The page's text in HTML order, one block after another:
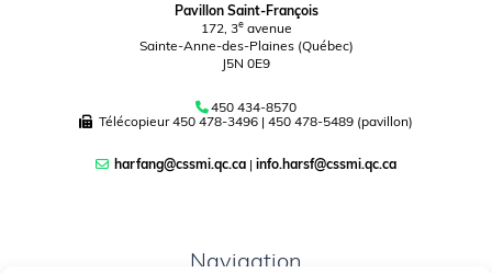
Pavillon Saint-François
172, 3eavenue
Sainte-Anne-des-Plaines (Québec)
J5N 0E9
450 434-8570
Télécopieur450 478-3496| 450 478-5489 (pavillon)
harfang@cssmi.qc.ca |info.harsf@cssmi.qc.ca
Navigation